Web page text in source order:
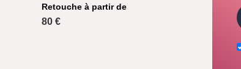
Retouche à partir de
80 €